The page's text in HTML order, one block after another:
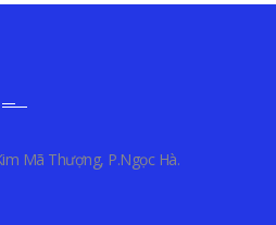
Mã Thượng, P.Ngọc Hà.